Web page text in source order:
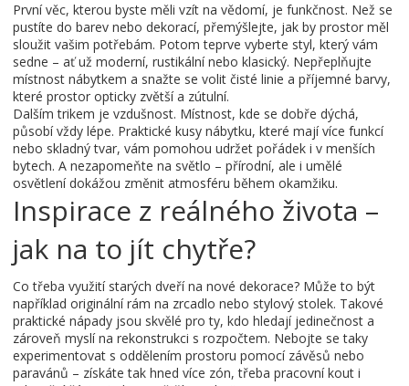
První věc, kterou byste měli vzít na vědomí, je funkčnost. Než se
pustíte do barev nebo dekorací, přemýšlejte, jak by prostor měl
sloužit vašim potřebám. Potom teprve vyberte styl, který vám
sedne – ať už moderní, rustikální nebo klasický. Nepřeplňujte
místnost nábytkem a snažte se volit čisté linie a příjemné barvy,
které prostor opticky zvětší a zútulní.
Dalším trikem je vzdušnost. Místnost, kde se dobře dýchá,
působí vždy lépe. Praktické kusy nábytku, které mají více funkcí
nebo skladný tvar, vám pomohou udržet pořádek i v menších
bytech. A nezapomeňte na světlo – přírodní, ale i umělé
osvětlení dokážou změnit atmosféru během okamžiku.
Inspirace z reálného života –
jak na to jít chytře?
Co třeba využití starých dveří na nové dekorace? Může to být
například originální rám na zrcadlo nebo stylový stolek. Takové
praktické nápady jsou skvělé pro ty, kdo hledají jedinečnost a
zároveň myslí na rekonstrukci s rozpočtem. Nebojte se taky
experimentovat s oddělením prostoru pomocí závěsů nebo
paravánů – získáte tak hned více zón, třeba pracovní kout i